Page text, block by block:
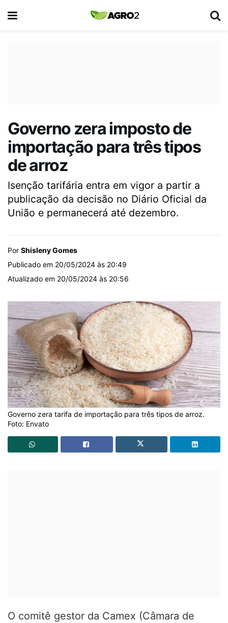
Governo zera imposto de
importação para três tipos
de arroz
Isenção tarifária entra em vigor a partir a
publicação da decisão no Diário Oficial da
União e permanecerá até dezembro.
Por Shisleny Gomes
Publicado em 20/05/2024 às 20:49
Atualizado em 20/05/2024 às 20:56
Governo zera tarifa de importação para três tipos de arroz.
Foto: Envato
O comitê gestor da Camex (Câmara de